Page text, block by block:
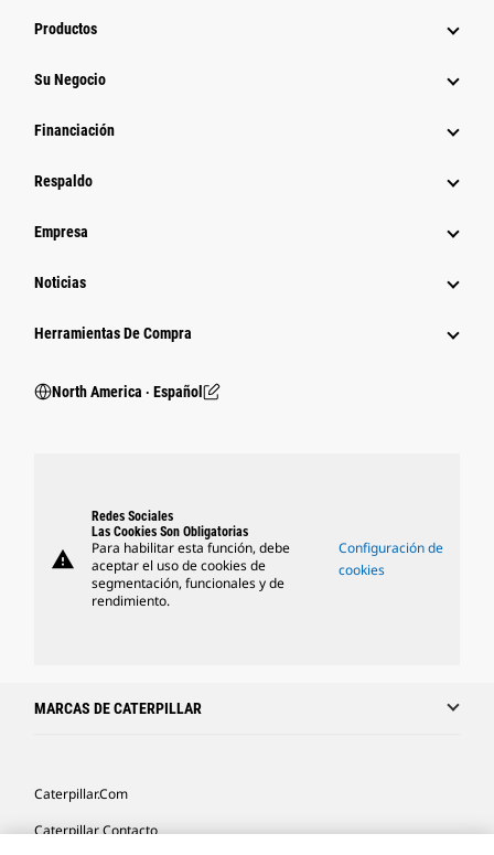
Productos
Su Negocio
Financiación
Respaldo
Empresa
Noticias
Herramientas De Compra
North America ‧ Español
warning
Redes Sociales
Las Cookies Son Obligatorias
Para habilitar esta función, debe
aceptar el uso de cookies de
segmentación, funcionales y de
rendimiento.
Configuración de
cookies
MARCAS DE CATERPILLAR
Caterpillar.com
Caterpillar Contacto